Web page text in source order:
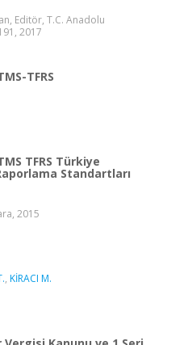
Editör, T.C. Anadolu
2017
TFRS
TFRS Türkiye
Standartları
2015
, KİRACI M.